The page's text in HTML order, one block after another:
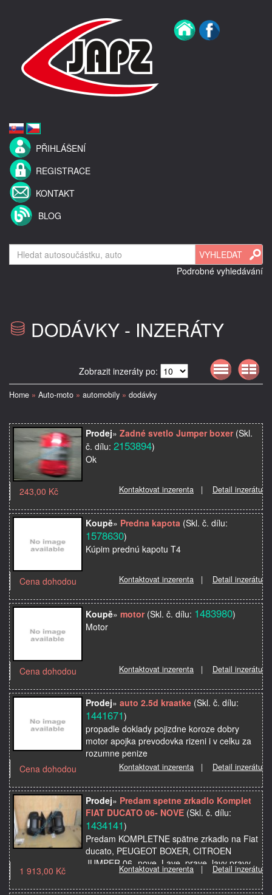
PŘIHLÁŠENÍ
REGISTRACE
KONTAKT
BLOG
Podrobné vyhledávání
DODÁVKY - INZERÁTY
Zobrazit inzeráty po:
Home » Auto-moto » automobily » dodávky
Prodej» Zadné svetlo Jumper boxer(Skl.
č. dílu: 2153894)
Ok
Kontaktovat inzerenta | Detail inzerátu
243,00 Kč
Koupě» Predna kapota (Skl. č. dílu:
1578630)
Kúpim prednú kapotu T4
Kontaktovat inzerenta | Detail inzerátu
Cena dohodou
Koupě» motor(Skl. č. dílu: 1483980)
Motor
Kontaktovat inzerenta | Detail inzerátu
Cena dohodou
Prodej» auto 2.5d kraatke (Skl. č. dílu:
1441671)
propadle doklady pojizdne koroze dobry
motor apojka prevodovka rizeni i v celku za
rozumne penize
Kontaktovat inzerenta | Detail inzerátu
Cena dohodou
Prodej» Predam spetne zrkadlo Komplet
FIAT DUCATO 06- NOVE (Skl. č. dílu:
1434141)
Predam KOMPLETNE spätne zrkadlo na Fiat
ducato, PEUGEOT BOXER, CITROEN
JUMPER 06- nove. Lave, prave, lavy pravy
Cena za kus 79 eur Pri dohode viem poslat
aj na dobierku. …
Kontaktovat inzerenta | Detail inzerátu
1 913,00 Kč